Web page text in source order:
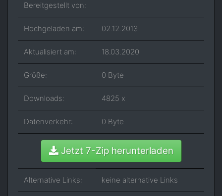
Bereitgestellt von:
Hochgeladen am: 02.12.2013
Aktualisiert am: 18.03.2020
Größe: 0 Byte
Downloads: 4825 x
Datenverkehr: 0 Byte
Jetzt 7-Zip herunterladen
Alternative Links: keine alternative Links